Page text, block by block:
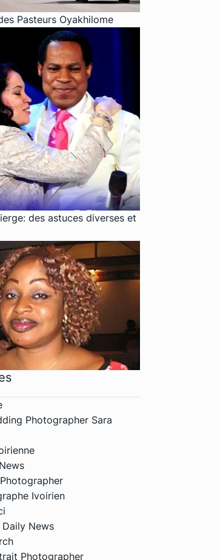
Pasteurs Oyakhilome
des astuces diverses et
Photographer Sara
Ivoirien
News
Photographer